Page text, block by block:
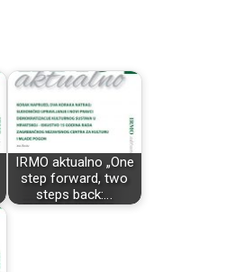
IRMO aktualno „One
step forward, two
steps back:…